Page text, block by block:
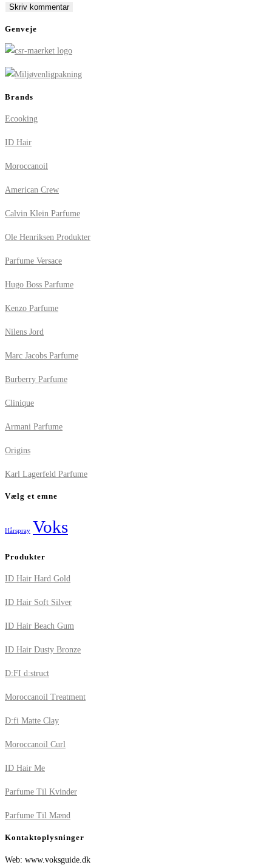
comment
comment
(optional)
Genveje
Brands
Ecooking
ID Hair
Moroccanoil
American Crew
Calvin Klein Parfume
Ole Henriksen Produkter
Parfume Versace
Hugo Boss Parfume
Kenzo Parfume
Nilens Jord
Marc Jacobs Parfume
Burberry Parfume
Clinique
Armani Parfume
Origins
Karl Lagerfeld Parfume
Vælg et emne
Hårspray Voks
Produkter
ID Hair Hard Gold
ID Hair Soft Silver
ID Hair Beach Gum
ID Hair Dusty Bronze
D:FI d:struct
Moroccanoil Treatment
D:fi Matte Clay
Moroccanoil Curl
ID Hair Me
Parfume Til Kvinder
Parfume Til Mænd
Kontaktoplysninger
Web: www.voksguide.dk